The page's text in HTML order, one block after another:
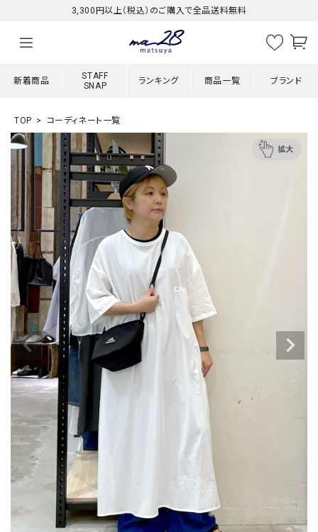
3,300円以上（税込）のご購入で全品送料無料
新着商品
STAFF
SNAP
ランキング 商品一覧 ブランド
TOP コーディネート一覧